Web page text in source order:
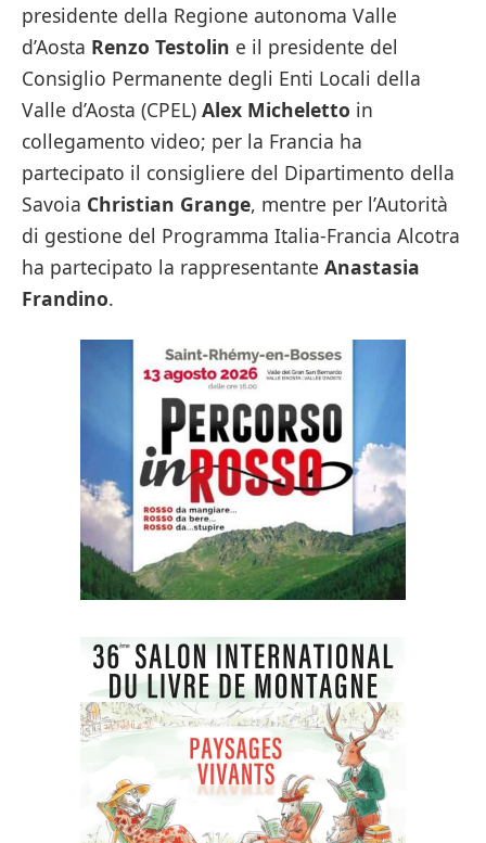
presidente della Regione autonoma Valle
d’Aosta Renzo Testolin e il presidente del
Consiglio Permanente degli Enti Locali della
Valle d’Aosta (CPEL) Alex Micheletto in
collegamento video; per la Francia ha
partecipato il consigliere del Dipartimento della
Savoia Christian Grange, mentre per l’Autorità
di gestione del Programma Italia-Francia Alcotra
ha partecipato la rappresentante Anastasia
Frandino.